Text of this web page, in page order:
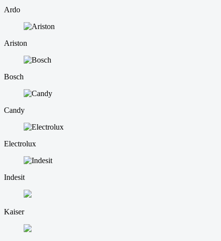
Ardo
Ariston
Bosch
Candy
Electrolux
Indesit
Kaiser